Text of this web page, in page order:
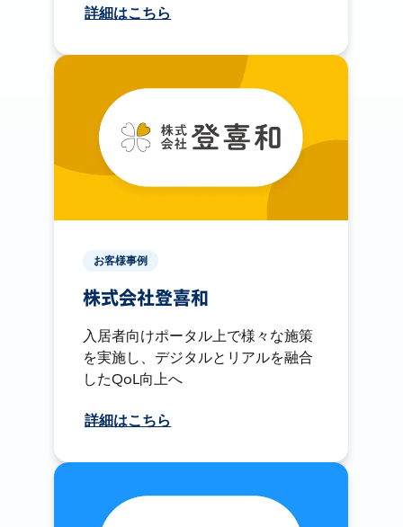
詳細はこちら
お客様事例
株式会社登喜和
入居者向けポータル上で様々な施策
を実施し、デジタルとリアルを融合
したQoL向上へ
詳細はこちら